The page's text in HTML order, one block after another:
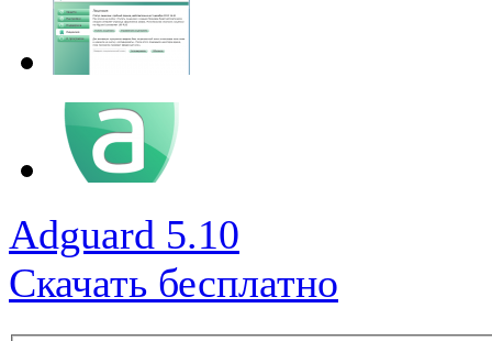
Adguard 5.10
Скачать бесплатно